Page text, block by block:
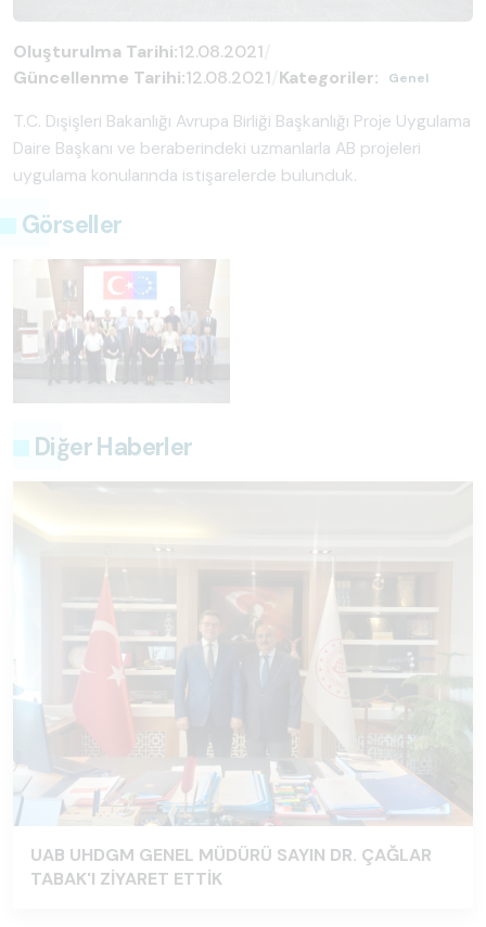
Oluşturulma Tarihi:12.08.2021
Güncellenme Tarihi:12.08.2021 Kategoriler: Genel
T.C. Dışişleri Bakanlığı Avrupa Birliği Başkanlığı Proje Uygulama
Daire Başkanı ve beraberindeki uzmanlarla AB projeleri
uygulama konularında istişarelerde bulunduk.
Görseller
Diğer Haberler
UAB UHDGM GENEL MÜDÜRÜ SAYIN DR. ÇAĞLAR
TABAK'I ZİYARET ETTİK